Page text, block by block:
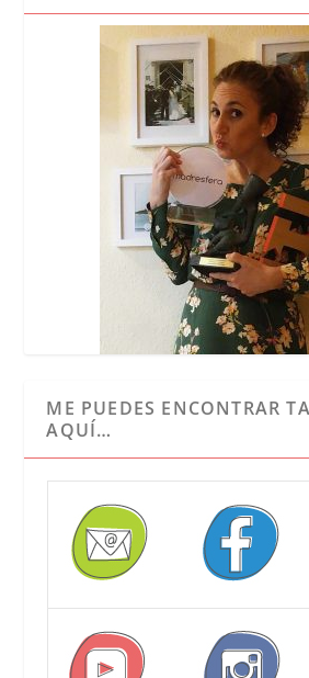
ME PUEDES ENCONTRAR
AQUÍ…